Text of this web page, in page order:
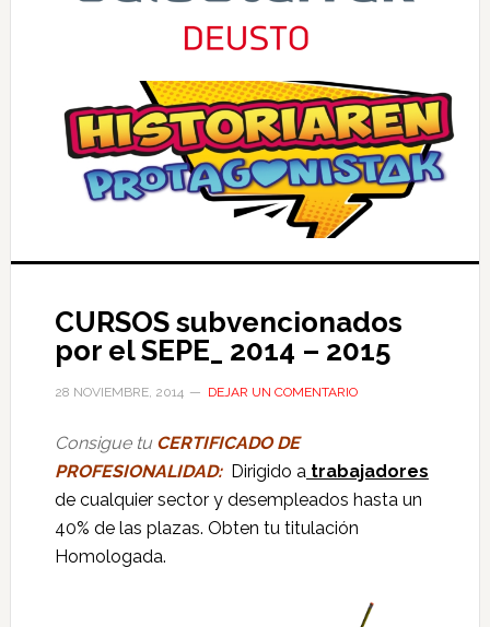
CURSOS subvencionados
por el SEPE_ 2014 – 2015
28 NOVIEMBRE, 2014 DEJAR UN COMENTARIO
Consigue tu CERTIFICADO DE
PROFESIONALIDAD: Dirigido a trabajadores
de cualquier sector y desempleados hasta un
40% de las plazas. Obten tu titulación
Homologada.